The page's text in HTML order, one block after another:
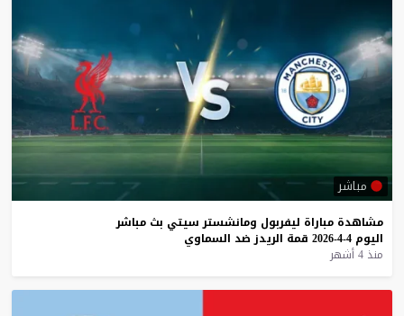
مباشر
مشاهدة مباراة ليفربول ومانشستر سيتي بث مباشر
اليوم 4-4-2026 قمة الريدز ضد السماوي
منذ 4 أشهر